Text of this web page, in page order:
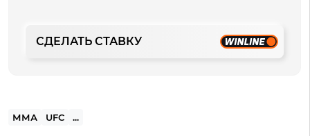
СДЕЛАТЬ СТАВКУ
ММА UFC ...